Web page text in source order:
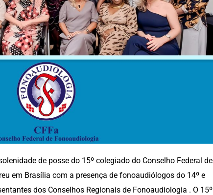
de posse do 15º colegiado do Conselho Federal de
em Brasília com a presença de fonoaudiólogos do 14º e
dos Conselhos Regionais de Fonoaudiologia . O 15º